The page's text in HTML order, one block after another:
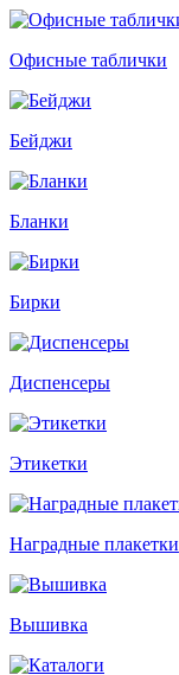
Офисные таблички
Бейджи
Бланки
Бирки
Диспенсеры
Этикетки
Наградные плакетки
Вышивка